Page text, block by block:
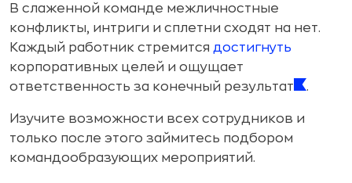
В слаженной команде межличностные
конфликты, интриги и сплетни сходят на нет.
Каждый работник стремится достигнуть
корпоративных целей и ощущает
ответственность за конечный результат
.
Изучите возможности всех сотрудников и
только после этого займитесь подбором
командообразующих мероприятий.